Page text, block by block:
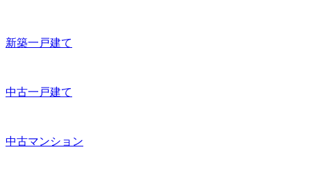
新築一戸建て
中古一戸建て
中古マンション